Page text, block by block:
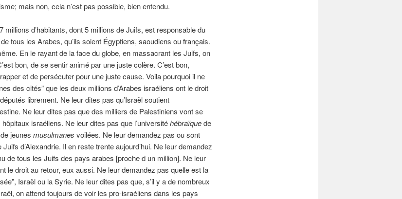
mais non, cela n’est pas possible, bien entendu.
millions d’habitants, dont 5 millions de Juifs, est responsable du
tous les Arabes, qu’ils soient Égyptiens, saoudiens ou français.
En le rayant de la face du globe, en massacrant les Juifs, on
bon, de se sentir animé par une juste colère. C’est bon,
et de persécuter pour une juste cause. Voila pourquoi il ne
des cités” que les deux millions d’Arabes israéliens ont le droit
librement. Ne leur dites pas qu’Israël soutient
Ne leur dites pas que des milliers de Palestiniens vont se
israéliens. Ne leur dites pas que l’universitéhébraïquede
jeunes musulmanes voilées. Ne leur demandez pas ou sont
d’Alexandrie. Il en reste trente aujourd’hui. Ne leur demandez
de tous les Juifs des pays arabes [proche d un million]. Ne leur
le droit au retour, eux aussi. Ne leur demandez pas quelle est la
Israël ou la Syrie. Ne leur dites pas que, s’il y a de nombreux
on attend toujours de voir les pro-israéliens dans les pays